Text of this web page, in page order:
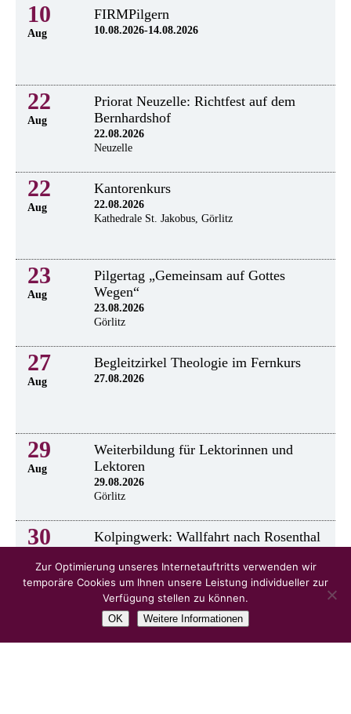
10
Aug
FIRMPilgern
10.08.2026-14.08.2026
22
Aug
Priorat Neuzelle: Richtfest auf dem
Bernhardshof
22.08.2026
Neuzelle
22
Aug
Kantorenkurs
22.08.2026
Kathedrale St. Jakobus, Görlitz
23
Aug
Pilgertag „Gemeinsam auf Gottes
Wegen“
23.08.2026
Görlitz
27
Aug
Begleitzirkel Theologie im Fernkurs
27.08.2026
29
Aug
Weiterbildung für Lektorinnen und
Lektoren
29.08.2026
Görlitz
30 Kolpingwerk: Wallfahrt nach Rosenthal
alle Veranstaltungen
Zur Optimierung unseres Internetauftritts verwenden wir
temporäre Cookies um Ihnen unsere Leistung individueller zur
Verfügung stellen zu können.
OK Weitere Informationen